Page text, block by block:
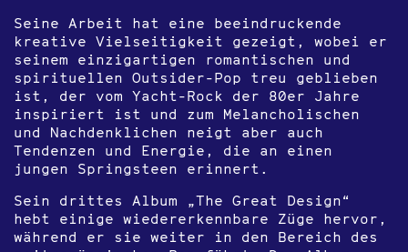
Seine Arbeit hat eine beeindruckende
kreative Vielseitigkeit gezeigt, wobei er
seinem einzigartigen romantischen und
spirituellen Outsider-Pop treu geblieben
ist, der vom Yacht-Rock der 80er Jahre
inspiriert ist und zum Melancholischen
und Nachdenklichen neigt aber auch
Tendenzen und Energie, die an einen
jungen Springsteen erinnert.
Sein drittes Album „The Great Design“
hebt einige wiedererkennbare Züge hervor,
während er sie weiter in den Bereich des